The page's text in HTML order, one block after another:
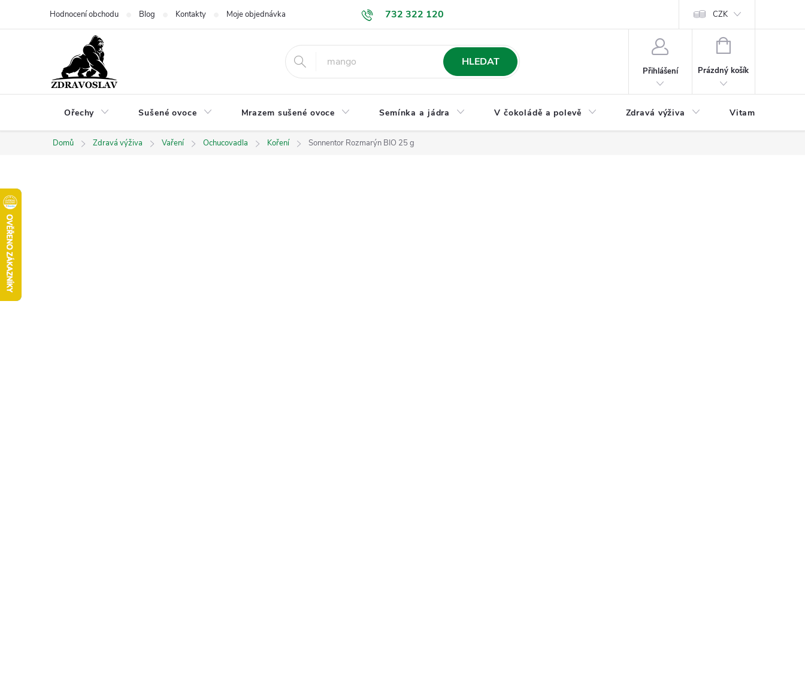
732 322 120
Hodnocení obchodu Blog Kontakty Moje objednávka GDPR a ochrana osobních údajů Jak nakupovat Formulář pro odstoupení od
CZK
HLEDAT
Přihlášení
NÁKUPNÍ
Prázdný košík
Ořechy Sušené ovoce Mrazem sušené ovoce Semínka a jádra V čokoládě a polevě Zdravá výživa Vitamíny a
Domů Zdravá výživa Vaření Ochucovadla Koření Sonnentor Rozmarýn BIO 25 g